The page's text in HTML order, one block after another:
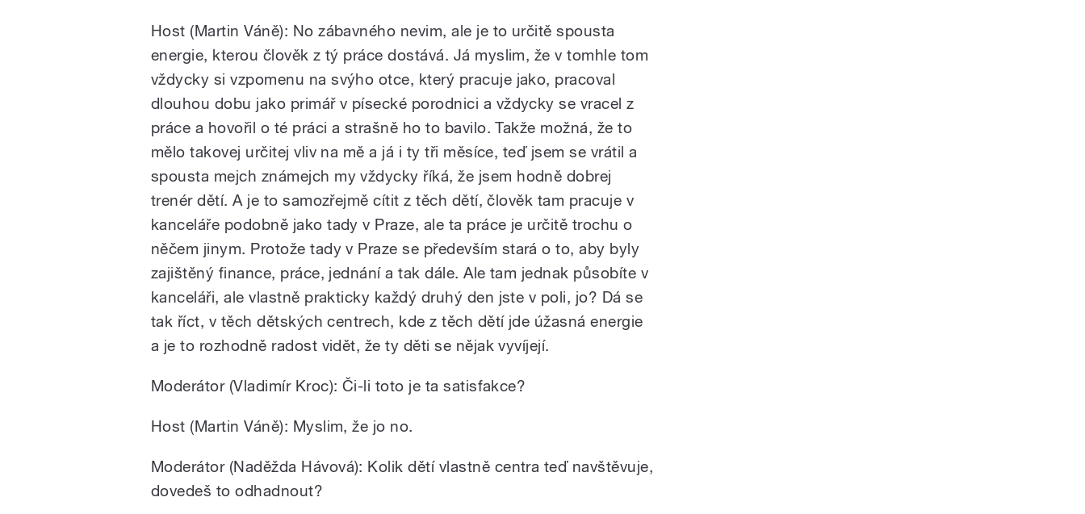
Host (Martin Váně): No zábavného nevim, ale je to určitě spousta
energie, kterou člověk z tý práce dostává. Já myslim, že v tomhle tom
vždycky si vzpomenu na svýho otce, který pracuje jako, pracoval
dlouhou dobu jako primář v písecké porodnici a vždycky se vracel z
práce a hovořil o té práci a strašně ho to bavilo. Takže možná, že to
mělo takovej určitej vliv na mě a já i ty tři měsíce, teď jsem se vrátil a
spousta mejch známejch my vždycky říká, že jsem hodně dobrej
trenér dětí. A je to samozřejmě cítit z těch dětí, člověk tam pracuje v
kanceláře podobně jako tady v Praze, ale ta práce je určitě trochu o
něčem jinym. Protože tady v Praze se především stará o to, aby byly
zajištěný finance, práce, jednání a tak dále. Ale tam jednak působíte v
kanceláři, ale vlastně prakticky každý druhý den jste v poli, jo? Dá se
tak říct, v těch dětských centrech, kde z těch dětí jde úžasná energie
a je to rozhodně radost vidět, že ty děti se nějak vyvíjejí.
Moderátor (Vladimír Kroc): Či-li toto je ta satisfakce?
Host (Martin Váně): Myslim, že jo no.
Moderátor (Naděžda Hávová): Kolik dětí vlastně centra teď navštěvuje,
dovedeš to odhadnout?